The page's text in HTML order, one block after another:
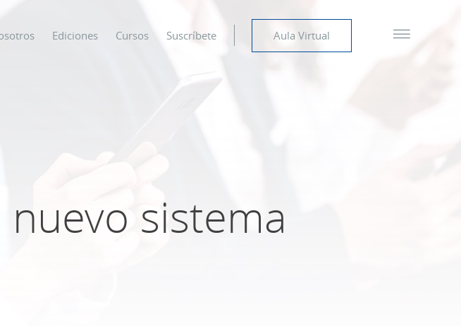
Ediciones Cursos Suscríbete Aula Virtual
sistema